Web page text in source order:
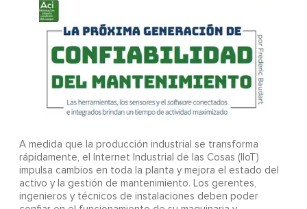
A medida que la producción industrial se transforma
rápidamente, el Internet Industrial de las Cosas (IIoT)
impulsa cambios en toda la planta y mejora el estado del
activo y la gestión de mantenimiento. Los gerentes,
ingenieros y técnicos de instalaciones deben poder